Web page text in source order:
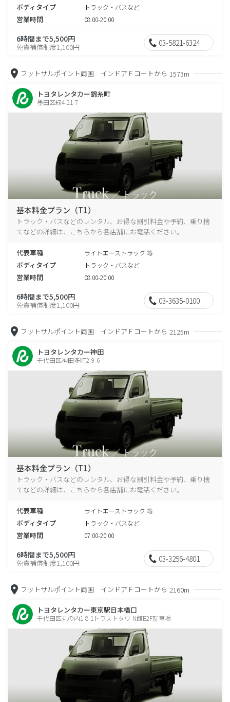
ボディタイプ トラック・バスなど
営業時間 08:00-20:00
6時間まで5,500円
免責補償制度1,100円 03-5821-6324
フットサルポイント両国 インドアＦコートから 1573m
トヨタレンタカー錦糸町
墨田区緑4-21-7
基本料金プラン（T1）
トラック・バスなどのレンタル、お得な割引料金や予約、乗り捨
てなどの詳細は、こちらから各店舗にお電話ください。
代表車種 ライトエーストラック 等
ボディタイプ トラック・バスなど
営業時間 08:00-20:00
6時間まで5,500円
免責補償制度1,100円 03-3635-0100
フットサルポイント両国 インドアＦコートから 2125m
トヨタレンタカー神田
千代田区神田多町2-9-6
基本料金プラン（T1）
トラック・バスなどのレンタル、お得な割引料金や予約、乗り捨
てなどの詳細は、こちらから各店舗にお電話ください。
代表車種 ライトエーストラック 等
ボディタイプ トラック・バスなど
営業時間 07:00-20:00
6時間まで5,500円
免責補償制度1,100円 03-3256-4801
フットサルポイント両国 インドアＦコートから 2160m
トヨタレンタカー東京駅日本橋口
千代田区丸の内1-8-1トラストタワ-N館B2F駐車場